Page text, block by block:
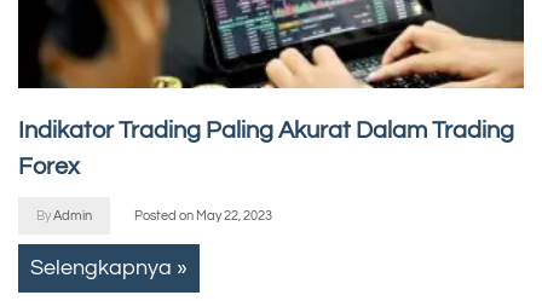
Indikator Trading Paling Akurat Dalam Trading
Forex
ByAdmin Posted on May 22, 2023
Selengkapnya »